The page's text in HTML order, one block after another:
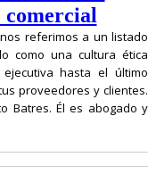
comercial
referimos a un listado
como una cultura ética
hasta el último
proveedores y clientes.
Batres. Él es abogado y